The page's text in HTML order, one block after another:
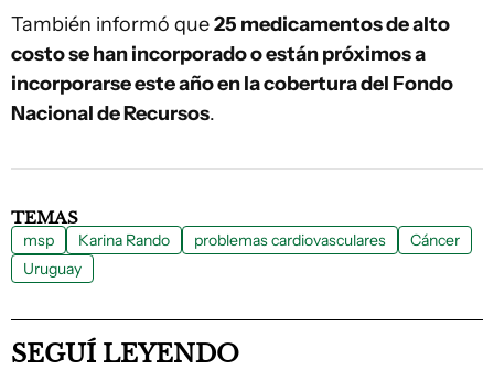
También informó que25 medicamentos de alto
costo se han incorporado o están próximos a
incorporarse este año en la cobertura del Fondo
Nacional de Recursos.
TEMAS
msp Karina Rando problemas cardiovasculares
Cáncer
Uruguay
SEGUÍ LEYENDO